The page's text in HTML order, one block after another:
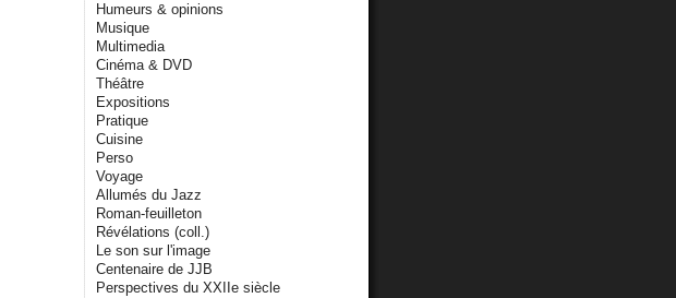
Humeurs & opinions
Musique
Multimedia
Cinéma & DVD
Théâtre
Expositions
Pratique
Cuisine
Perso
Voyage
Allumés du Jazz
Roman-feuilleton
Révélations (coll.)
Le son sur l'image
Centenaire de JJB
Perspectives du XXIIe siècle